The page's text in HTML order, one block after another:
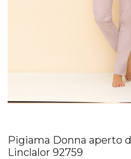
Pigiama Donna aperto
Linclalor 92759